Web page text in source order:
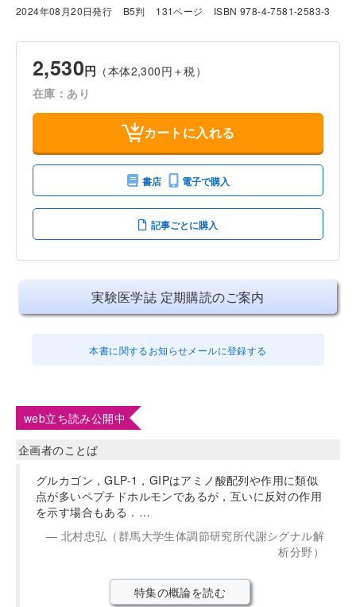
2024年08月20日発行
B5判 131ページ ISBN 978-4-7581-2583-3
2,530円 （本体2,300円＋税）
在庫：あり
カートに入れる
書店 電子で購入
記事ごとに購入
実験医学誌 定期購読のご案内
本書に関するお知らせメールに登録する
web立ち読み公開中
企画者のことば
グルカゴン，GLP-1，GIPはアミノ酸配列や作用に類似
点が多いペプチドホルモンであるが，互いに反対の作用
を示す場合もある．…
北村忠弘（群馬大学生体調節研究所代謝シグナル解
析分野）
特集の概論を読む